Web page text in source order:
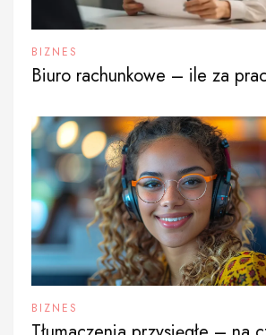
BIZNES
Biuro rachunkowe – ile za
BIZNES